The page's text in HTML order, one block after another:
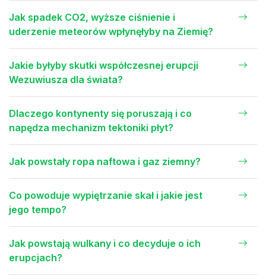
Jak spadek CO2, wyższe ciśnienie i
uderzenie meteorów wpłynęłyby na Ziemię?
Jakie byłyby skutki współczesnej erupcji
Wezuwiusza dla świata?
Dlaczego kontynenty się poruszają i co
napędza mechanizm tektoniki płyt?
Jak powstały ropa naftowa i gaz ziemny?
Co powoduje wypiętrzanie skał i jakie jest
jego tempo?
Jak powstają wulkany i co decyduje o ich
erupcjach?